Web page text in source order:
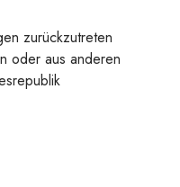
zurückzutreten
oder aus anderen